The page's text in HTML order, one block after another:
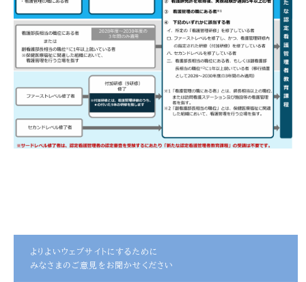
よりよいウェブサイトにするために
みなさまのご意見をお聞かせください